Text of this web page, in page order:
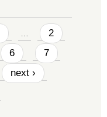
…
2
6
7
next ›